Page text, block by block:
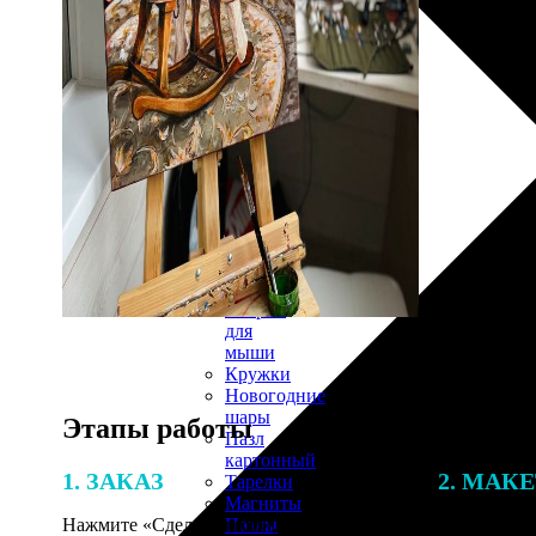
30х40
20х45
30х60
30х90
40х40
40х60
Пенокартон
Модульные
картины
ФотоПостеры
ФотоПодушки
Фотоcувениры
Значки
Коврик
для
мыши
Кружки
Новогодние
шары
Пазл
картонный
Тарелки
Магниты
Пазлы
Этапы работы
1. ЗАКАЗ
Нажмите «Сделать заказ», выберите
2.
В